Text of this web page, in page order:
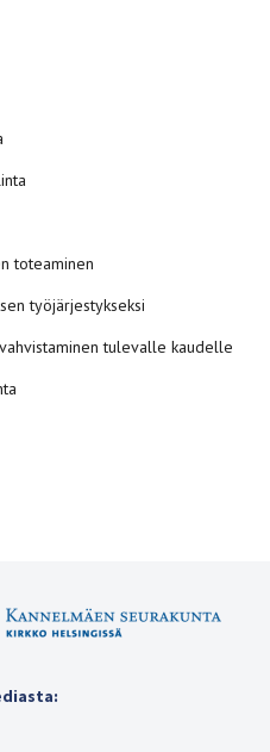
toteaminen
työjärjestykseksi
tulevalle kaudelle